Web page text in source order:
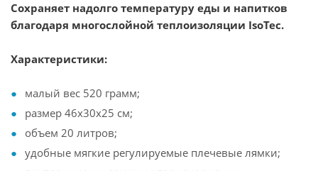
Сохраняет надолго температуру еды и напитков
благодаря многослойной теплоизоляции IsoTec.
Характеристики:
малый вес 520 грамм;
размер 46х30х25 см;
объем 20 литров;
удобные мягкие регулируемые плечевые лямки;